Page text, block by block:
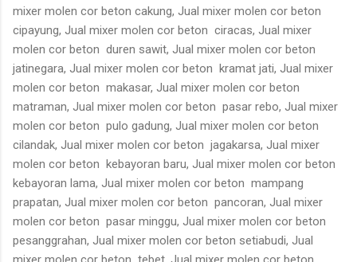
mixer molen cor beton cakung, Jual mixer molen cor beton
cipayung, Jual mixer molen cor beton ciracas, Jual mixer
molen cor beton duren sawit, Jual mixer molen cor beton
jatinegara, Jual mixer molen cor beton kramat jati, Jual mixer
molen cor beton makasar, Jual mixer molen cor beton
matraman, Jual mixer molen cor beton pasar rebo, Jual mixer
molen cor beton pulo gadung, Jual mixer molen cor beton
cilandak, Jual mixer molen cor beton jagakarsa, Jual mixer
molen cor beton kebayoran baru, Jual mixer molen cor beton
kebayoran lama, Jual mixer molen cor beton mampang
prapatan, Jual mixer molen cor beton pancoran, Jual mixer
molen cor beton pasar minggu, Jual mixer molen cor beton
pesanggrahan, Jual mixer molen cor beton setiabudi, Jual